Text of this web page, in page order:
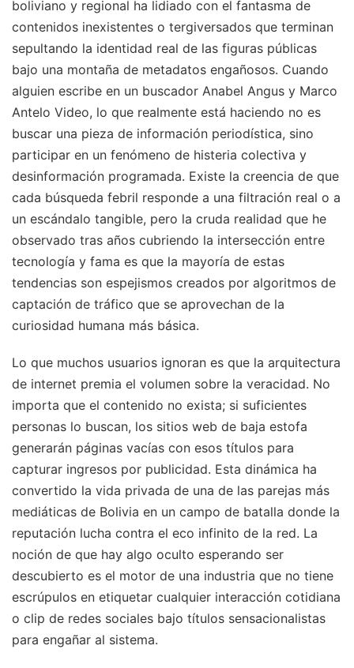
boliviano y regional ha lidiado con el fantasma de
contenidos inexistentes o tergiversados que terminan
sepultando la identidad real de las figuras públicas
bajo una montaña de metadatos engañosos. Cuando
alguien escribe en un buscador Anabel Angus y Marco
Antelo Video, lo que realmente está haciendo no es
buscar una pieza de información periodística, sino
participar en un fenómeno de histeria colectiva y
desinformación programada. Existe la creencia de que
cada búsqueda febril responde a una filtración real o a
un escándalo tangible, pero la cruda realidad que he
observado tras años cubriendo la intersección entre
tecnología y fama es que la mayoría de estas
tendencias son espejismos creados por algoritmos de
captación de tráfico que se aprovechan de la
curiosidad humana más básica.
Lo que muchos usuarios ignoran es que la arquitectura
de internet premia el volumen sobre la veracidad. No
importa que el contenido no exista; si suficientes
personas lo buscan, los sitios web de baja estofa
generarán páginas vacías con esos títulos para
capturar ingresos por publicidad. Esta dinámica ha
convertido la vida privada de una de las parejas más
mediáticas de Bolivia en un campo de batalla donde la
reputación lucha contra el eco infinito de la red. La
noción de que hay algo oculto esperando ser
descubierto es el motor de una industria que no tiene
escrúpulos en etiquetar cualquier interacción cotidiana
o clip de redes sociales bajo títulos sensacionalistas
para engañar al sistema.